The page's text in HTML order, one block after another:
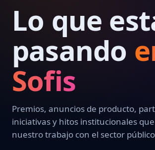
Lo que
pasando
Sofis
Premios, anuncios de producto,
iniciativas y hitos institucionales
nuestro trabajo con el sector